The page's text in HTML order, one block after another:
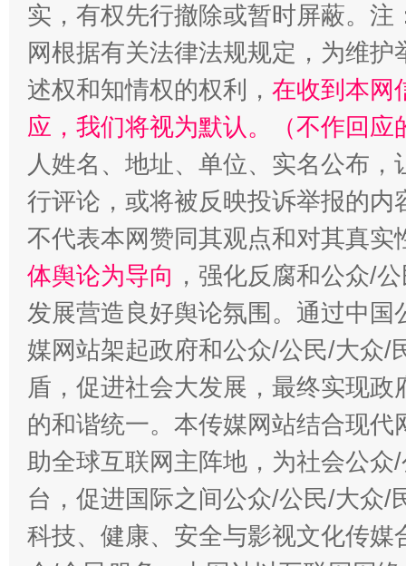
“蜀中异人”王建安的艺术幻境
实，有权先行撤除或暂时屏蔽。
网根据有关法律法规规定，为维
述权和知情权的权利， 在收到本网
应，我们将视为默认。（不作回应
人姓名、地址、单位、实名公布
行评论，或将被反映投诉举报的
不代表本网赞同其观点和对其真实
体舆论为导向 ，强化反腐和公众/
发展营造良好舆论氛围。通过中
媒网站架起政府和公众/公民/大众/
盾，促进社会大发展，最终实现
的和谐统一。本传媒网站结合现
助全球互联网主阵地，为社会公
台，促进国际之间公众/公民/大众/
科技、健康、安全与影视文化传